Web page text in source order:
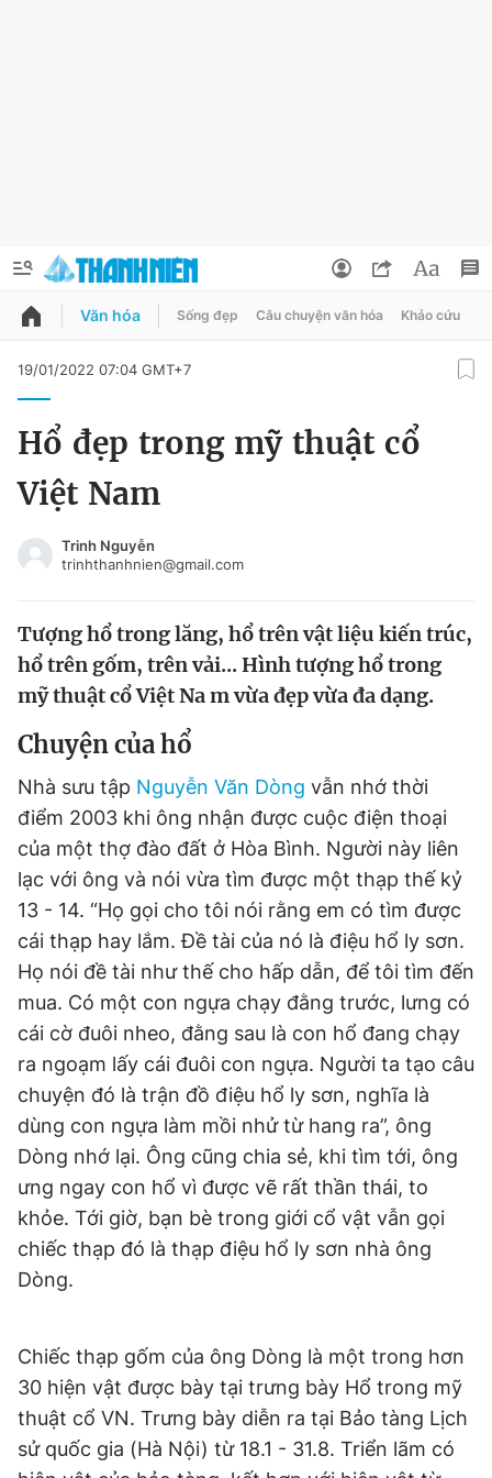
QUẢNG CÁO
Chuyên mục
Chào ngày mới
Tin thị trường Tin 360
Video Magazine
Sản phẩm khác
Tiện ích Bạn cần biết
Thông tin tòa soạn Liên hệ quảng cáo
Đọc Thanh Niên trên điện thoại
Theo dõi báo trên
Hotline
0906 645 777
Liên hệ quảng cáo
Tổng biên tập: Nguyễn Ngọc Toàn
Phó tổng biên tập thường trực: Hải Thành
Phó tổng biên tập: Lâm Hiếu Dũng
Phó tổng biên tập: Trần Việt Hưng
Tổng thư ký tòa soạn: Đức Trung
Đổi mật khẩu
Tin đã lưu
Tin đã xem
Văn hóa Sống đẹp Câu chuyện văn hóa Khảo cứu
19/01/2022 07:04 GMT+7
Hổ đẹp trong mỹ thuật cổ
Việt Nam
Trinh Nguyễn
trinhthanhnien@gmail.com
Tượng hổ trong lăng, hổ trên vật liệu kiến trúc,
hổ trên gốm, trên vải... Hình tượng hổ trong
mỹ thuật cổ Việt Na m vừa đẹp vừa đa dạng.
Chuyện của hổ
Nhà sưu tập Nguyễn Văn Dòng vẫn nhớ thời
điểm 2003 khi ông nhận được cuộc điện thoại
của một thợ đào đất ở Hòa Bình. Người này liên
lạc với ông và nói vừa tìm được một thạp thế kỷ
13 - 14. “Họ gọi cho tôi nói rằng em có tìm được
cái thạp hay lắm. Đề tài của nó là điệu hổ ly sơn.
Họ nói đề tài như thế cho hấp dẫn, để tôi tìm đến
mua. Có một con ngựa chạy đằng trước, lưng có
cái cờ đuôi nheo, đằng sau là con hổ đang chạy
ra ngoạm lấy cái đuôi con ngựa. Người ta tạo câu
chuyện đó là trận đồ điệu hổ ly sơn, nghĩa là
dùng con ngựa làm mồi nhử từ hang ra”, ông
Dòng nhớ lại. Ông cũng chia sẻ, khi tìm tới, ông
ưng ngay con hổ vì được vẽ rất thần thái, to
khỏe. Tới giờ, bạn bè trong giới cổ vật vẫn gọi
chiếc thạp đó là thạp điệu hổ ly sơn nhà ông
Dòng.
Chiếc thạp gốm của ông Dòng là một trong hơn
30 hiện vật được bày tại trưng bày Hổ trong mỹ
thuật cổ VN. Trưng bày diễn ra tại Bảo tàng Lịch
sử quốc gia (Hà Nội) từ 18.1 - 31.8. Triển lãm có